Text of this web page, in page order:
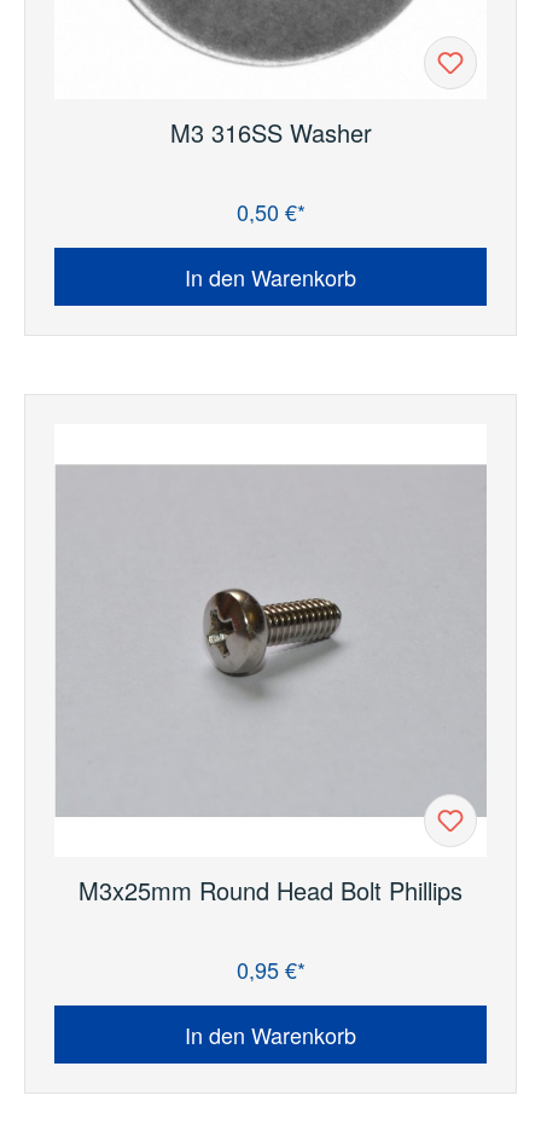
M3 316SS Washer
0,50 €*
In den Warenkorb
M3x25mm Round Head Bolt Phillips
0,95 €*
In den Warenkorb